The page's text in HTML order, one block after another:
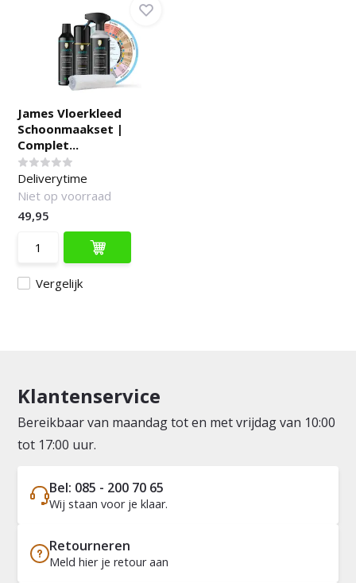
James Vloerkleed
Schoonmaakset |
Complet...
Deliverytime
Vergelijk
Niet op voorraad
49,95
Klantenservice
Bereikbaar van maandag tot en met vrijdag van 10:00
tot 17:00 uur.
Bel: 085 - 200 70 65
Wij staan voor je klaar.
Retourneren
Meld hier je retour aan